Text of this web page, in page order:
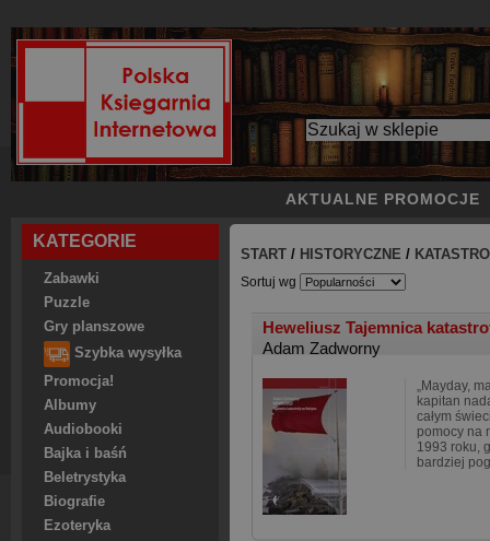
AKTUALNE PROMOCJE
KATEGORIE
Zabawki
Puzzle
Gry planszowe
Szybka wysyłka
Promocja!
Albumy
Audiobooki
Bajka i baśń
Beletrystyka
Biografie
Ezoteryka
START / HISTORYCZNE /
Sortuj wg
Heweliusz Tajemnica
Adam Zadworny
„Mayday,
kapitan
całym
pomocy na
1993 roku,
bardziej